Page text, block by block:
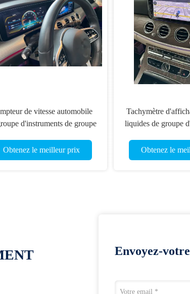
de vitesse automobile
d'instruments de groupe
Mercedes Benz Classe E
Obtenez le meilleur prix
Tachymètre
liquides de groupe
Obtenez le
Envoyez-